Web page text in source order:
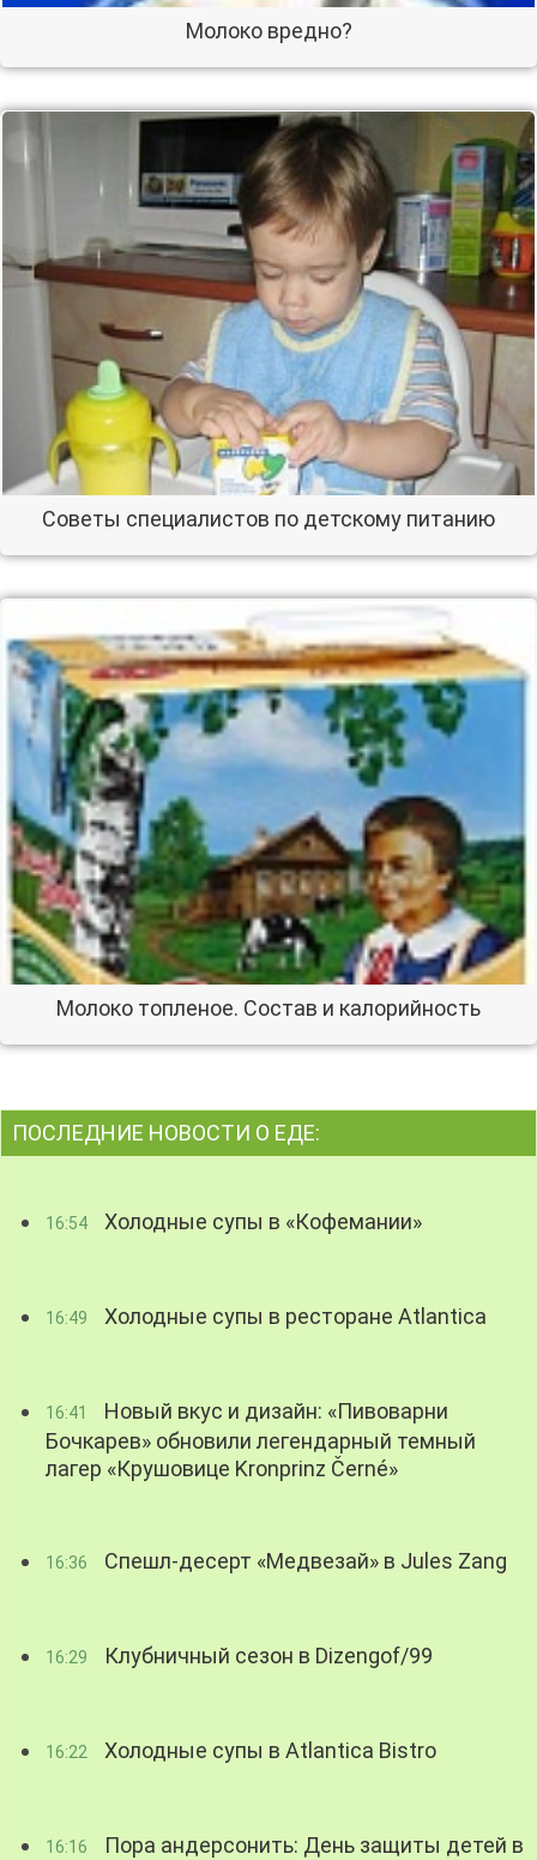
Молоко вредно?
Советы специалистов по детскому питанию
Молоко топленое. Состав и калорийность
ПОСЛЕДНИЕ НОВОСТИ О ЕДЕ:
16:54 Холодные супы в «Кофемании»
16:49 Холодные супы в ресторане Atlantica
16:41
Новый вкус и дизайн: «Пивоварни
Бочкарев» обновили легендарный темный
лагер «Крушовице Kronprinz Černé»
16:36 Спешл-десерт «Медвезай» в Jules Zang
16:29 Клубничный сезон в Dizengof/99
16:22 Холодные супы в Atlantica Bistro
16:16
Пора андерсонить: День защиты детей в